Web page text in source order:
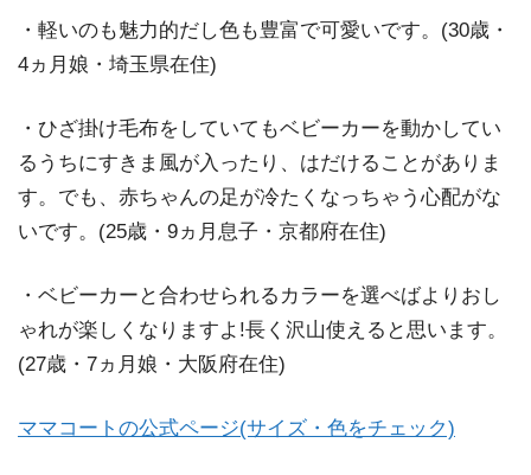
・軽いのも魅力的だし色も豊富で可愛いです。(30歳・
4ヵ月娘・埼玉県在住)
・ひざ掛け毛布をしていてもベビーカーを動かしてい
るうちにすきま風が入ったり、はだけることがありま
す。でも、赤ちゃんの足が冷たくなっちゃう心配がな
いです。(25歳・9ヵ月息子・京都府在住)
・ベビーカーと合わせられるカラーを選べばよりおし
ゃれが楽しくなりますよ!長く沢山使えると思います。
(27歳・7ヵ月娘・大阪府在住)
ママコートの公式ページ(サイズ・色をチェック)